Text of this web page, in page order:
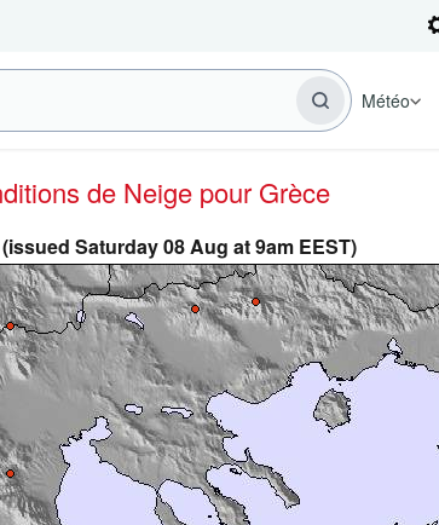
Météo
de Neige pour Grèce
Saturday 08 Aug at 9am EEST)